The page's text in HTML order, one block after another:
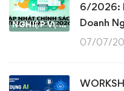
NGHIỆP VỤ KẾ TOÁN & THUẾ
6/2026:
Doanh
07/07/